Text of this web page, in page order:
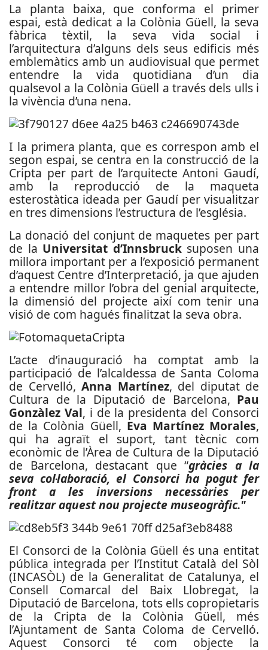
La planta baixa, que conforma el primer
espai, està dedicat a la Colònia Güell, la seva
fàbrica tèxtil, la seva vida social i
l’arquitectura d’alguns dels seus edificis més
emblemàtics amb un audiovisual que permet
entendre la vida quotidiana d’un dia
qualsevol a la Colònia Güell a través dels ulls i
la vivència d’una nena.
I la primera planta, que es correspon amb el
segon espai, se centra en la construcció de la
Cripta per part de l’arquitecte Antoni Gaudí,
amb la reproducció de la maqueta
esterostàtica ideada per Gaudí per visualitzar
en tres dimensions l’estructura de l’església.
La donació del conjunt de maquetes per part
de la Universitat d’Innsbrucksuposen una
millora important per a l’exposició permanent
d’aquest Centre d’Interpretació, ja que ajuden
a entendre millor l’obra del genial arquitecte,
la dimensió del projecte així com tenir una
visió de com hagués finalitzat la seva obra.
L’acte d’inauguració ha comptat amb la
participació de l’alcaldessa de Santa Coloma
de Cervelló, Anna Martínez, del diputat de
Cultura de la Diputació de Barcelona, Pau
Gonzàlez Val, i de la presidenta del Consorci
de la Colònia Güell, Eva Martínez Morales,
qui ha agraït el suport, tant tècnic com
econòmic de l’Àrea de Cultura de la Diputació
de Barcelona, destacant que “gràcies a la
seva col·laboració, el Consorci ha pogut fer
front a les inversions necessàries per
realitzar aquest nou projecte museogràfic."
El Consorci de la Colònia Güell és una entitat
pública integrada per l’Institut Català del Sòl
(INCASÒL) de la Generalitat de Catalunya, el
Consell Comarcal del Baix Llobregat, la
Diputació de Barcelona, tots ells copropietaris
de la Cripta de la Colònia Güell, més
l’Ajuntament de Santa Coloma de Cervelló.
Aquest Consorci té com objecte la